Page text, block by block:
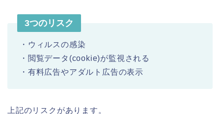
3つのリスク
・ウィルスの感染
・閲覧データ(cookie)が監視される
・有料広告やアダルト広告の表示
上記のリスクがあります。